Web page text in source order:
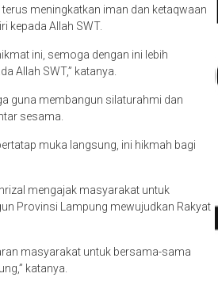
meningkatkan iman dan ketaqwaan
kepada Allah SWT.
ini, semoga dengan ini lebih
Allah SWT,” katanya.
guna membangun silaturahmi dan
sesama.
muka langsung, ini hikmah bagi
mengajak masyarakat untuk
Provinsi Lampung mewujudkan Rakyat
masyarakat untuk bersama-sama
katanya.